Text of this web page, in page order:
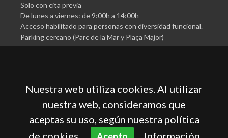
Solo con cita previa
De lunes a viernes: de 9:00h a 14:00h
Acceso habilitado para personas con diversidad funcional.
Parking cercano (Parc de la Mar y Plaça Major)
Cámara Oficial de Comercio, Industria, Servicios y
Navegación de Mallorca
Nuestra web utiliza cookies. Al utilizar
nuestra web, consideramos que
aceptas su uso, según nuestra política